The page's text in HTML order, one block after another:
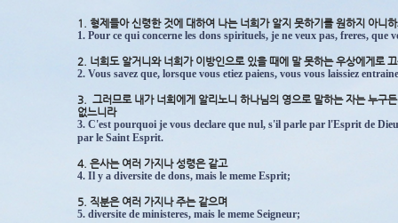
1. 형제들아 신령한 것에 대하여 나는 너희가 알지 못하기를 원하지 아니
1. Pour ce qui concerne les dons spirituels, je ne veux pas, freres, que
2. 너희도 알거니와 너희가 이방인으로 있을 때에 말 못하는 우상에게로
2. Vous savez que, lorsque vous etiez paiens, vous vous laissiez
3. 그러므로 내가 너희에게 알리노니 하나님의 영으로 말하는 자는 누구
없느니라
3. C'est pourquoi je vous declare que nul, s'il parle par l'Esprit de
par le Saint Esprit.
4. 은사는 여러 가지나 성령은 같고
4. Il y a diversite de dons, mais le meme Esprit;
5. 직분은 여러 가지나 주는 같으며
5. diversite de ministeres, mais le meme Seigneur;